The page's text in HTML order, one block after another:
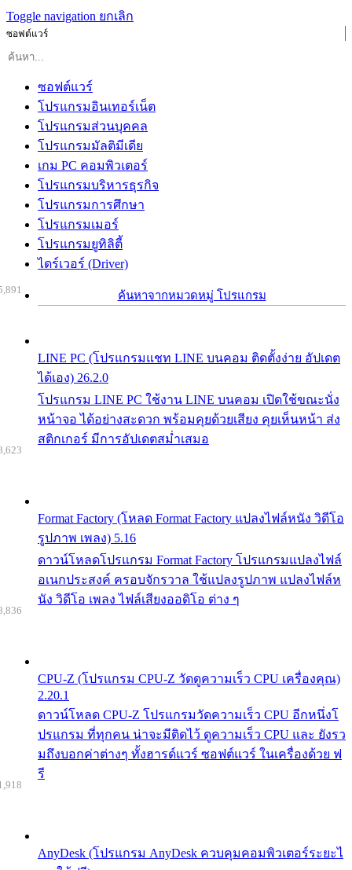
Toggle navigation ยกเลิก
ซอฟต์แวร์
ซอฟต์แวร์
โปรแกรมอินเทอร์เน็ต
โปรแกรมส่วนบุคคล
โปรแกรมมัลติมีเดีย
เกม PC คอมพิวเตอร์
โปรแกรมบริหารธุรกิจ
โปรแกรมการศึกษา
โปรแกรมเมอร์
โปรแกรมยูทิลิตี้
ไดร์เวอร์ (Driver)
ค้นหาจากหมวดหมู่ โปรแกรม
LINE PC (โปรแกรมแชท LINE บนคอม ติดตั้งง่าย อัปเดต
ได้เอง) 26.2.0
โปรแกรม LINE PC ใช้งาน LINE บนคอม เปิดใช้ขณะนั่ง
หน้าจอ ได้อย่างสะดวก พร้อมคุยด้วยเสียง คุยเห็นหน้า ส่ง
สติกเกอร์ มีการอัปเดตสม่ำเสมอ
Format Factory (โหลด Format Factory แปลงไฟล์หนัง วิดีโอ
รูปภาพ เพลง) 5.16
ดาวน์โหลดโปรแกรม Format Factory โปรแกรมแปลงไฟล์
อเนกประสงค์ ครอบจักรวาล ใช้แปลงรูปภาพ แปลงไฟล์ห
นัง วิดีโอ เพลง ไฟล์เสียงออดิโอ ต่าง ๆ
CPU-Z (โปรแกรม CPU-Z วัดดูความเร็ว CPU เครื่องคุณ)
2.20.1
ดาวน์โหลด CPU-Z โปรแกรมวัดความเร็ว CPU อีกหนึ่งโ
ปรแกรม ที่ทุกคน น่าจะมีติดไว้ ดูความเร็ว CPU และ ยังรว
มถึงบอกค่าต่างๆ ทั้งฮารด์แวร์ ซอฟต์แวร์ ในเครื่องด้วย ฟ
รี
AnyDesk (โปรแกรม AnyDesk ควบคุมคอมพิวเตอร์ระยะไ